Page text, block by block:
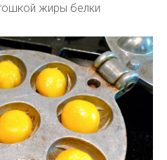
жиры белки